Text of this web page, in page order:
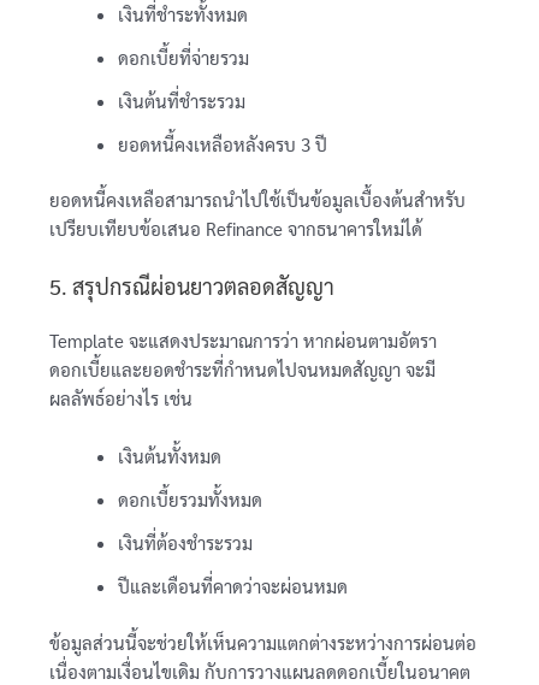
เงินที่ชำระทั้งหมด
ดอกเบี้ยที่จ่ายรวม
เงินต้นที่ชำระรวม
ยอดหนี้คงเหลือหลังครบ 3 ปี
ยอดหนี้คงเหลือสามารถนำไปใช้เป็นข้อมูลเบื้องต้นสำหรับ
เปรียบเทียบข้อเสนอ Refinance จากธนาคารใหม่ได้
5. สรุปกรณีผ่อนยาวตลอดสัญญา
Template จะแสดงประมาณการว่า หากผ่อนตามอัตรา
ดอกเบี้ยและยอดชำระที่กำหนดไปจนหมดสัญญา จะมี
ผลลัพธ์อย่างไร เช่น
เงินต้นทั้งหมด
ดอกเบี้ยรวมทั้งหมด
เงินที่ต้องชำระรวม
ปีและเดือนที่คาดว่าจะผ่อนหมด
ข้อมูลส่วนนี้จะช่วยให้เห็นความแตกต่างระหว่างการผ่อนต่อ
เนื่องตามเงื่อนไขเดิม กับการวางแผนลดดอกเบี้ยในอนาคต